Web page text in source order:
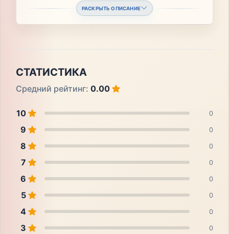
РАСКРЫТЬ ОПИСАНИЕ
СТАТИСТИКА
Средний рейтинг: 0.00
10 0
9 0
8 0
7 0
6 0
5 0
4 0
3 0